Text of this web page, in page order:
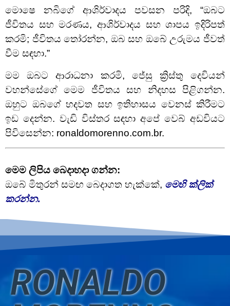
මොෂෙ නබිගේ ආශිර්වාදය පවසන පරිදි, “ඔබට
ජීවිතය සහ මරණය, ආශිර්වාදය සහ ශාපය ඉදිරිපත්
කරමි; ජීවිතය තෝරන්න, ඔබ සහ ඔබේ උරුමය ජීවත්
වීම සඳහා.”
මම ඔබට ආරාධනා කරමි, ජේසු ක්‍රිස්තු දෙවියන්
වහන්සේගේ මෙම ජීවිතය සහ නිදහස පිළිගන්න.
ඔහුට ඔබගේ හදවත සහ ඉතිහාසය වෙනස් කිරීමට
ඉඩ දෙන්න. වැඩි විස්තර සඳහා අපේ වෙබ් අඩවියට
පිවිසෙන්න: ronaldomorenno.com.br.
මෙම ලිපිය බෙදාහදා ගන්න:
ඔබේ මිතුරන් සමඟ බෙදාගත හැක්කේ, මෙහි ක්ලික්
කරන්න.
RONALDO